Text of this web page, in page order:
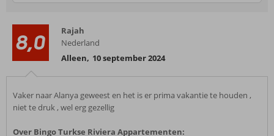
8,0
Rajah
Nederland
Alleen, 10 september 2024
Vaker naar Alanya geweest en het is er prima vakantie te houden ,
niet te druk , wel erg gezellig
Over Bingo Turkse Riviera Appartementen: